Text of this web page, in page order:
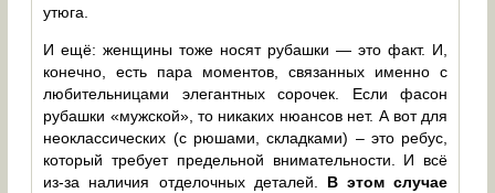
утюга.
И ещё: женщины тоже носят рубашки — это факт. И,
конечно, есть пара моментов, связанных именно с
любительницами элегантных сорочек. Если фасон
рубашки «мужской», то никаких нюансов нет. А вот для
неоклассических (с рюшами, складками) – это ребус,
который требует предельной внимательности. И всё
из-за наличия отделочных деталей. В этом случае